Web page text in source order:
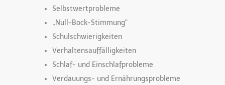
Selbstwertprobleme
„Null-Bock-Stimmung“
Schulschwierigkeiten
Verhaltensauffälligkeiten
Schlaf- und Einschlafprobleme
Verdauungs- und Ernährungsprobleme